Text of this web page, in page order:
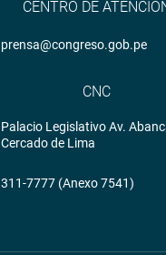
CENTRO DE
prensa@congreso.gob.pe
CNC
Palacio Legislativo Av.
Cercado de Lima
311-7777 (Anexo 7541)